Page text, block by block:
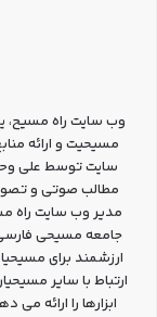
وب سایت راه مسیح،
مسیحیت و ارائه
سایت توسط علی
مطالب صوتی و
جامعه مسیحی
ارزشمند برای
ارتباط با سایر
ابزارها را ارائه